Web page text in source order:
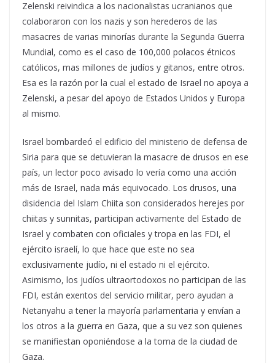
Zelenski reivindica a los nacionalistas ucranianos que
colaboraron con los nazis y son herederos de las
masacres de varias minorías durante la Segunda Guerra
Mundial, como es el caso de 100,000 polacos étnicos
católicos, mas millones de judíos y gitanos, entre otros.
Esa es la razón por la cual el estado de Israel no apoya a
Zelenski, a pesar del apoyo de Estados Unidos y Europa
al mismo.
Israel bombardeó el edificio del ministerio de defensa de
Siria para que se detuvieran la masacre de drusos en ese
país, un lector poco avisado lo vería como una acción
más de Israel, nada más equivocado. Los drusos, una
disidencia del Islam Chiita son considerados herejes por
chiitas y sunnitas, participan activamente del Estado de
Israel y combaten con oficiales y tropa en las FDI, el
ejército israelí, lo que hace que este no sea
exclusivamente judío, ni el estado ni el ejército.
Asimismo, los judíos ultraortodoxos no participan de las
FDI, están exentos del servicio militar, pero ayudan a
Netanyahu a tener la mayoría parlamentaria y envían a
los otros a la guerra en Gaza, que a su vez son quienes
se manifiestan oponiéndose a la toma de la ciudad de
Gaza.